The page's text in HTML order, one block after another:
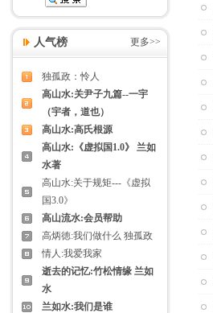
人气榜 更多>>
独孤政：怜人
高山水:关尹子九篇--一宇
（宇者，道也）
高山水:高氏根源
高山水:《虚拟国1.0》 兰如
水著
高山水:关于规矩---《虚拟
国3.0》
高山流水:会员帮助
高炳徳:我们做什么 独孤政
情人:我爱我家
逝去的记忆:竹松情缘 兰如
水
兰如水:我们是谁